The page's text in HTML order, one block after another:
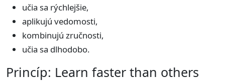
učia sa rýchlejšie,
aplikujú vedomosti,
kombinujú zručnosti,
učia sa dlhodobo.
Princíp: Learn faster than others